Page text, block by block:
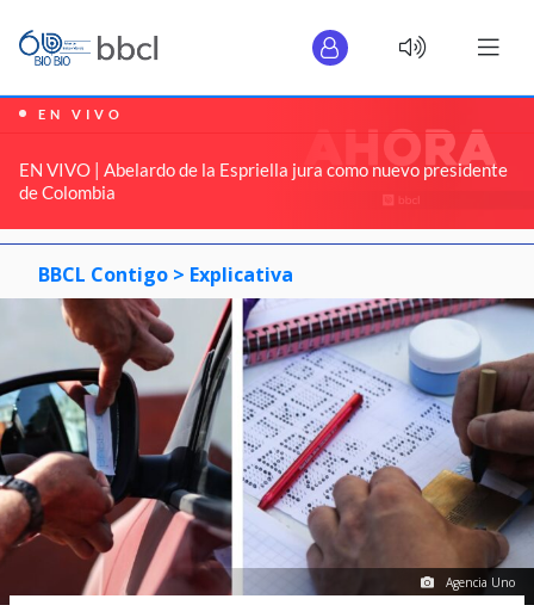
EN VIVO
EN VIVO | Abelardo de la Espriella jura como nuevo presidente
de Colombia
BBCL Contigo > Explicativa
Agencia Uno